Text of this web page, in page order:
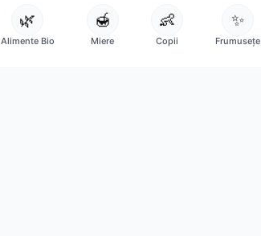
🌿
Alimente Bio
🍯
Miere
👶
Copii
✨
Frumusețe